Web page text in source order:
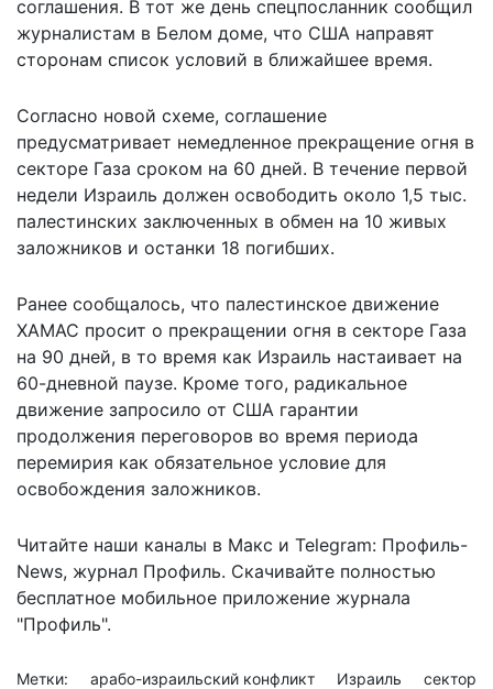
соглашения. В тот же день спецпосланник сообщил
журналистам в Белом доме, что США направят
сторонам список условий в ближайшее время.
Согласно новой схеме, соглашение
предусматривает немедленное прекращение огня в
секторе Газа сроком на 60 дней. В течение первой
недели Израиль должен освободить около 1,5 тыс.
палестинских заключенных в обмен на 10 живых
заложников и останки 18 погибших.
Ранее сообщалось, что палестинское движение
ХАМАС просит о прекращении огня в секторе Газа
на 90 дней, в то время как Израиль настаивает на
60-дневной паузе. Кроме того, радикальное
движение запросило от США гарантии
продолжения переговоров во время периода
перемирия как обязательное условие для
освобождения заложников.
Читайте наши каналы в Макс и Telegram: Профиль-
News, журнал Профиль. Скачивайте полностью
бесплатное мобильное приложение журнала
"Профиль".
Метки: арабо-израильский конфликт Израиль
сектор